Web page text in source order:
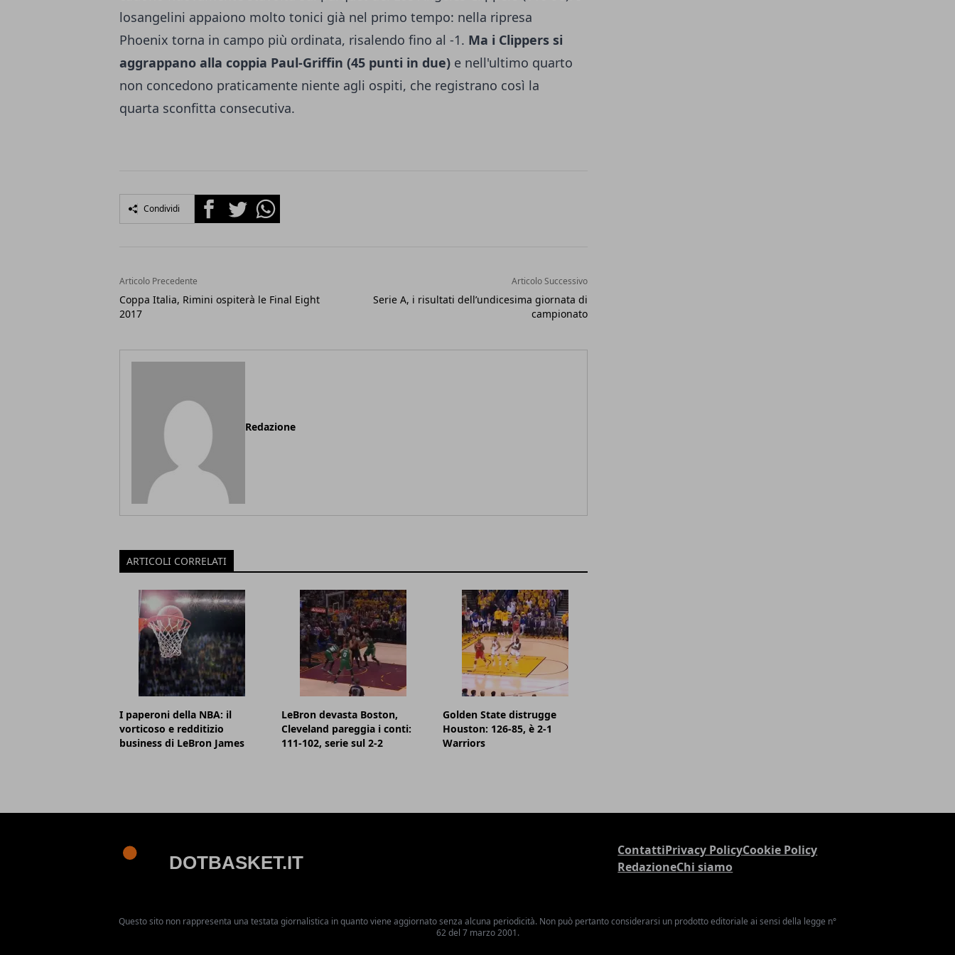
losangelini appaiono molto tonici già nel primo tempo: nella ripresa
Phoenix torna in campo più ordinata, risalendo fino al -1. Ma i Clippers si
aggrappano alla coppia Paul-Griffin (45 punti in due) e nell'ultimo quarto
non concedono praticamente niente agli ospiti, che registrano così la
quarta sconfitta consecutiva.
Condividi FacebookTwitterWhatsapp
Articolo Precedente
Coppa Italia, Rimini ospiterà le Final Eight
2017
Articolo Successivo
Serie A, i risultati dell’undicesima giornata di
campionato
Redazione
ARTICOLI CORRELATI
I paperoni della NBA: il
vorticoso e redditizio
business di LeBron James
LeBron devasta Boston,
Cleveland pareggia i conti:
111-102, serie sul 2-2
Golden State distrugge
Houston: 126-85, è 2-1
Warriors
ContattiPrivacy PolicyCookie Policy
RedazioneChi siamo
Questo sito non rappresenta una testata giornalistica in quanto viene aggiornato senza alcuna periodicità. Non può pertanto considerarsi un prodotto editoriale ai sensi della legge n°
62 del 7 marzo 2001.